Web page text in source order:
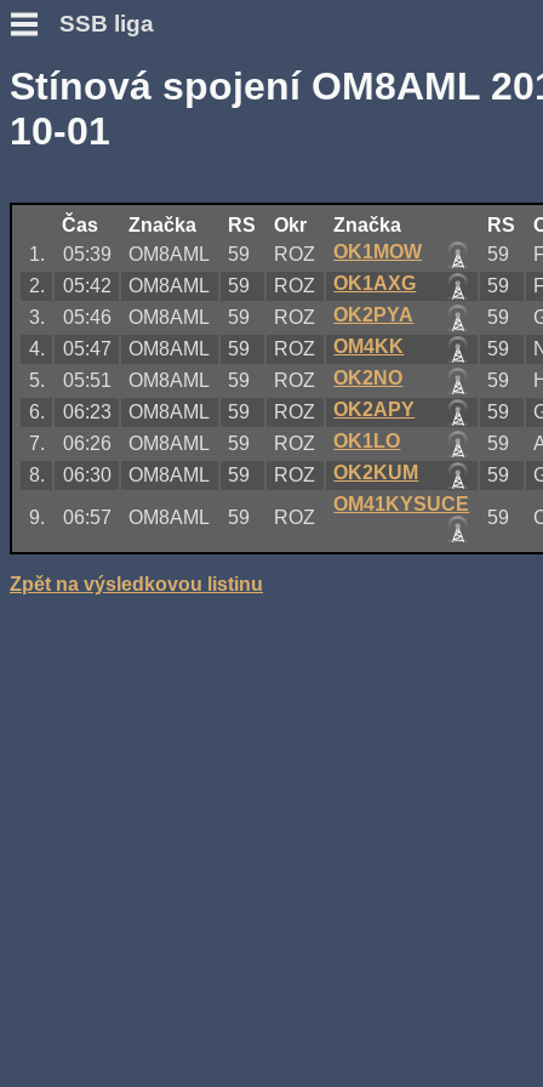
SSB liga
Stínová spojení OM8AML
10-01
Čas Značka RS Okr Značka RS
1.
05:39 OM8AML 59 ROZ OK1MOW 59
2.
05:42 OM8AML 59 ROZ OK1AXG 59
3.
05:46 OM8AML 59 ROZ OK2PYA 59
4.
05:47 OM8AML 59 ROZ OM4KK 59
5.
05:51 OM8AML 59 ROZ OK2NO 59
6.
06:23 OM8AML 59 ROZ OK2APY 59
7.
06:26 OM8AML 59 ROZ OK1LO 59
8.
06:30 OM8AML 59 ROZ OK2KUM 59
9. 06:57 OM8AML 59 ROZ
OM41KYSUCE
59
Zpět na výsledkovou listinu